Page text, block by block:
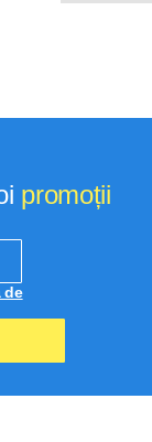
promoții
de